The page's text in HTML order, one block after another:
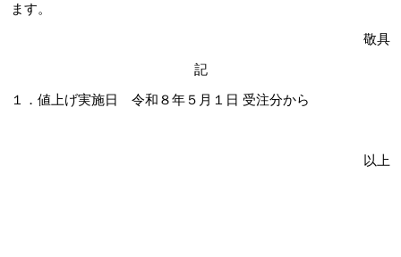
ます。
敬具
記
１．値上げ実施日 令和８年５月１日 受注分から
以上